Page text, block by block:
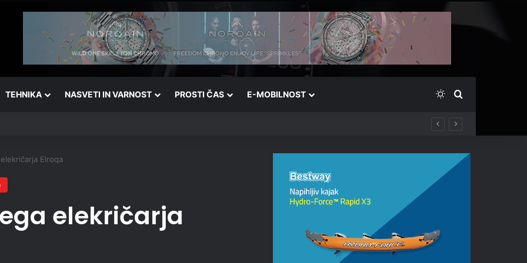
TEHNIKA NASVETI IN VARNOST PROSTI ČAS E-MOBILNOST Switch skin
Išči
Elroqa
elekričarja